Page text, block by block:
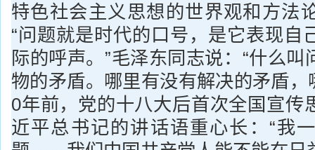
特色社会主义思想的世界观和方法
“问题就是时代的口号，是它表现自
际的呼声。”毛泽东同志说：“什么
物的矛盾。哪里有没有解决的矛盾，
0年前，党的十八大后首次全国宣传
近平总书记的讲话语重心长：“我